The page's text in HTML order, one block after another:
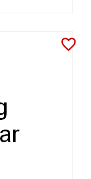
favorite_border